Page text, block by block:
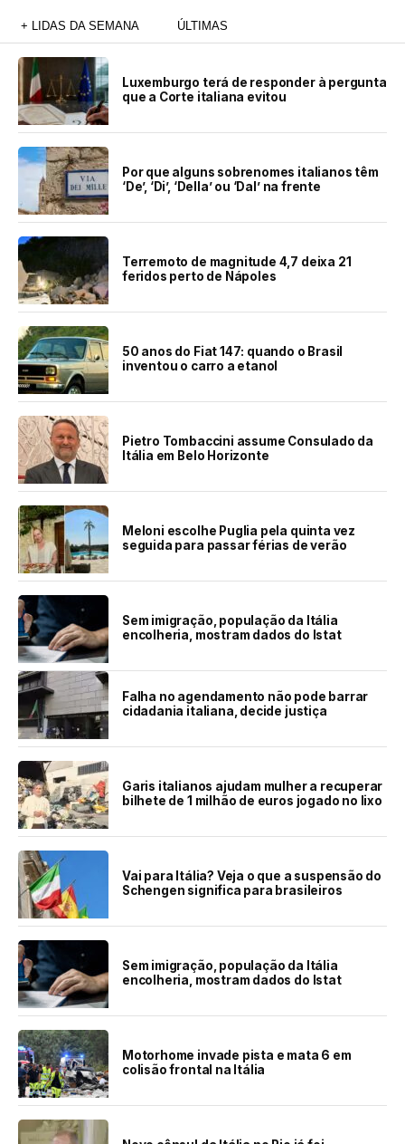
+ LIDAS DA SEMANA ÚLTIMAS
Luxemburgo terá de responder à pergunta
que a Corte italiana evitou
Por que alguns sobrenomes italianos têm
‘De’, ‘Di’, ‘Della’ ou ‘Dal’ na frente
Terremoto de magnitude 4,7 deixa 21
feridos perto de Nápoles
50 anos do Fiat 147: quando o Brasil
inventou o carro a etanol
Pietro Tombaccini assume Consulado da
Itália em Belo Horizonte
Meloni escolhe Puglia pela quinta vez
seguida para passar férias de verão
Sem imigração, população da Itália
encolheria, mostram dados do Istat
Falha no agendamento não pode barrar
cidadania italiana, decide justiça
Garis italianos ajudam mulher a recuperar
bilhete de 1 milhão de euros jogado no lixo
Vai para Itália? Veja o que a suspensão do
Schengen significa para brasileiros
Sem imigração, população da Itália
encolheria, mostram dados do Istat
Motorhome invade pista e mata 6 em
colisão frontal na Itália